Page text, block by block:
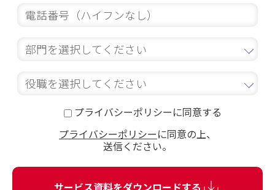
プライバシーポリシーに同意する
プライバシーポリシーに同意の上、
送信ください。